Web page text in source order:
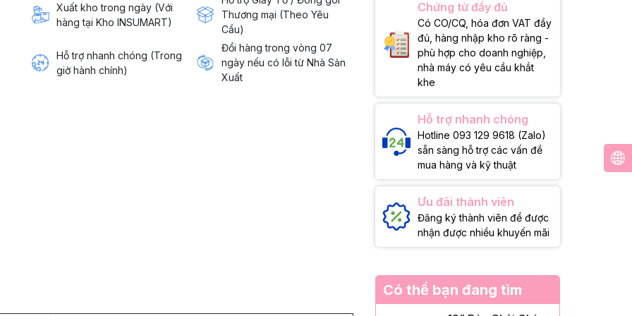
Xuất kho trong ngày (Với
hàng tại Kho INSUMART)
Thương mại (Theo Yêu
Cầu)
Hỗ trợ nhanh chóng (Trong
giờ hành chính)
Đổi hàng trong vòng 07
ngày nếu có lỗi từ Nhà Sản
Xuất
Chứng từ đầy đủ
Có CO/CQ, hóa đơn VAT đầy
đủ, hàng nhập kho rõ ràng -
phù hợp cho doanh nghiệp,
nhà máy có yêu cầu khắt
khe
Hỗ trợ nhanh chóng
Hotline 093 129 9618 (Zalo)
sẵn sàng hỗ trợ các vấn đề
mua hàng và kỹ thuật
Ưu đãi thành viên
Đăng ký thành viên để được
nhận được nhiều khuyến mãi
Có thể bạn đang tìm